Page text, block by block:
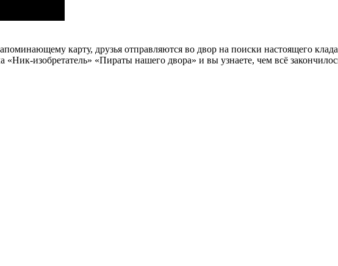
карту, друзья отправляются во двор на поиски настоящего
изобретатель» «Пираты нашего двора» и вы узнаете, чем всё